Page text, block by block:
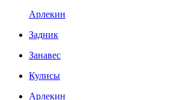
Арлекин
Задник
Занавес
Кулисы
Арлекин